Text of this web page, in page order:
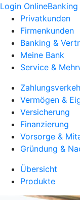
Login OnlineBanking
Privatkunden
Firmenkunden
Banking &
Meine Bank
Service &
Vermögen &
Versicherung
Finanzierung
Vorsorge &
Gründung &
Übersicht
Produkte